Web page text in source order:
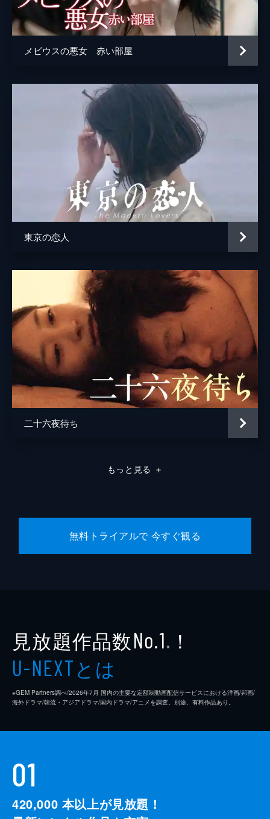
メビウスの悪女 赤い部屋
東京の恋人
二十六夜待ち
もっと見る ＋
無料トライアルで 今すぐ観る
見放題作品数No.1 ※ ！
U-NEXTとは
※GEM Partners調べ/2026年7⽉ 国内の主要な定額制動画配信サービスにおける洋画/邦画/
海外ドラマ/韓流・アジアドラマ/国内ドラマ/アニメを調査。別途、有料作品あり。
01
420,000 本以上が見放題！